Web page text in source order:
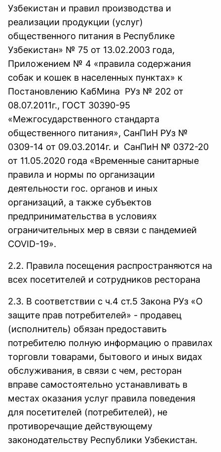
Узбекистан и правил производства и
реализации продукции (услуг)
общественного питания в Республике
Узбекистан» № 75 от 13.02.2003 года,
Приложением № 4 «правила содержания
собак и кошек в населенных пунктах» к
Постановлению КабМина РУз № 202 от
08.07.2011г., ГОСТ 30390-95
«Межгосударственного стандарта
общественного питания», СанПиН РУз №
0309-14 от 09.03.2014г. и СанПиН № 0372-20
от 11.05.2020 года «Временные санитарные
правила и нормы по организации
деятельности гос. органов и иных
организаций, а также субъектов
предпринимательства в условиях
ограничительных мер в связи с пандемией
COVID-19».
2.2. Правила посещения распространяются на
всех посетителей и сотрудников ресторана
2.3. В соответствии с ч.4 ст.5 Закона РУз «О
защите прав потребителей» - продавец
(исполнитель) обязан предоставить
потребителю полную информацию о правилах
торговли товарами, бытового и иных видах
обслуживания, в связи с чем, ресторан
вправе самостоятельно устанавливать в
местах оказания услуг правила поведения
для посетителей (потребителей), не
противоречащие действующему
законодательству Республики Узбекистан.